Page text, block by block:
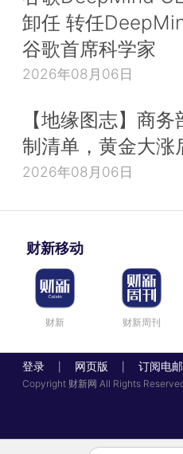
卸任 转任
谷歌首席科学家
2026年08月06日
【地缘图志】商
制清单，黄金大涨
2026年08月06日
财新移动
财新 财新周刊
登录 网页版 订阅电邮
Copyright 财新网 All Rights